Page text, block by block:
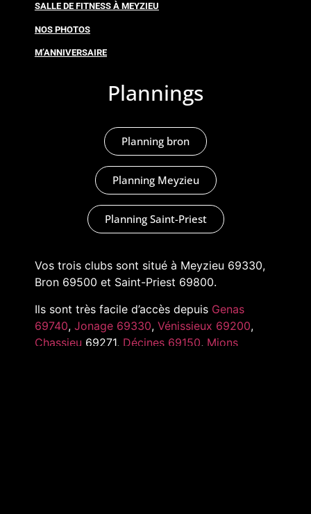
SALLE DE FITNESS À MEYZIEU
NOS PHOTOS
M’ANNIVERSAIRE
Plannings
Planning bron
Planning Meyzieu
Planning Saint-Priest
Vos trois clubs sont situé à Meyzieu 69330,
Bron 69500 et Saint-Priest 69800.
Ils sont très facile d’accès depuis Genas
69740, Jonage 69330, Vénissieux 69200,
Chassieu 69271, Décines 69150, Mions